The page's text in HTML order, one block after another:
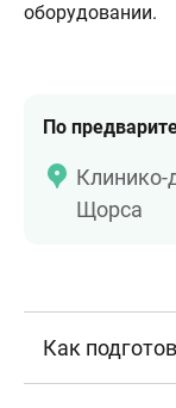
оборудовании.
По
Клинико-
Щорса
Как